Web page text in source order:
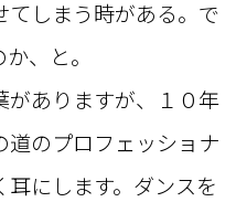
てしまう時がある。で
、と。
がありますが、１０年
のプロフェッショナ
にします。ダンスを